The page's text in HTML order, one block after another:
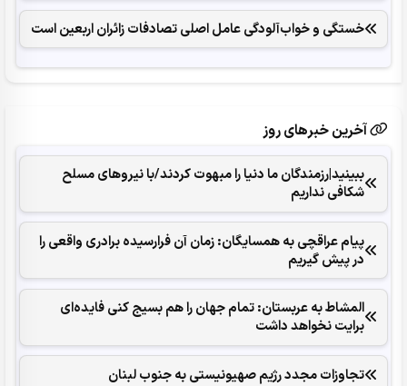
خستگی و خواب‌آلودگی عامل اصلی تصادفات زائران اربعین است
آخرین خبرهای روز
ببینید|رزمندگان ما دنیا را مبهوت کردند/با نیروهای مسلح
شکافی نداریم
پیام عراقچی به همسایگان: زمان آن فرارسیده برادری واقعی را
در پیش گیریم
المشاط به عربستان: تمام جهان را هم بسیج کنی فایده‌ای
برایت نخواهد داشت
تجاوزات مجدد رژیم صهیونیستی به جنوب لبنان